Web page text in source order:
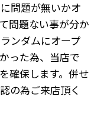
問題が無いかオ
問題ない事が分か
ンダムにオープ
った為、当店で
確保します。併せ
の為ご来店頂く